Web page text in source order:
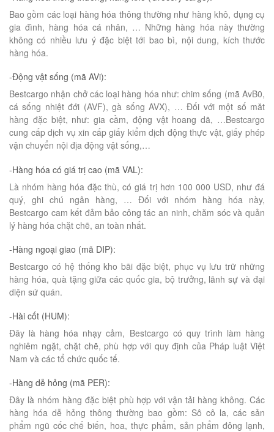
Bao gồm các loại hàng hóa thông thường như hàng khô, dụng cụ
gia đình, hàng hóa cá nhân, … Những hàng hóa này thường
không có nhiều lưu ý đặc biệt tới bao bì, nội dung, kích thước
hàng hóa.
-Động vật sống (mã AVi):
Bestcargo nhận chở các loại hàng hóa như: chim sống (mã AvB0,
cá sống nhiệt đới (AVF), gà sống AVX), … Đối với một số măt
hàng đặc biệt, như: gia cầm, động vật hoang dã, …Bestcargo
cung cấp dịch vụ xin cấp giấy kiểm dịch động thực vật, giấy phép
vận chuyển nội địa động vật sống,…
-Hàng hóa có giá trị cao (mã VAL):
Là nhóm hàng hóa đặc thù, có giá trị hơn 100 000 USD, như đá
quý, ghi chú ngân hàng, … Đối với nhóm hàng hóa này,
Bestcargo cam kết đảm bảo công tác an ninh, chăm sóc và quản
lý hàng hóa chặt chẽ, an toàn nhất.
-Hàng ngoại giao (mã DIP):
Bestcargo có hệ thống kho bãi đặc biệt, phục vụ lưu trữ những
hàng hóa, quà tặng giữa các quốc gia, bộ trưởng, lãnh sự và đại
diện sứ quán.
-Hài cốt (HUM):
Đây là hàng hóa nhạy cảm, Bestcargo có quy trình làm hàng
nghiêm ngặt, chặt chẽ, phù hợp với quy định của Pháp luật Việt
Nam và các tổ chức quốc tế.
-Hàng dễ hỏng (mã PER):
Đây là nhóm hàng đặc biệt phù hợp với vận tải hàng không. Các
hàng hóa dễ hỏng thông thường bao gồm: Sô cô la, các sản
phẩm ngũ cốc chế biến, hoa, thực phẩm, sản phẩm đông lạnh,